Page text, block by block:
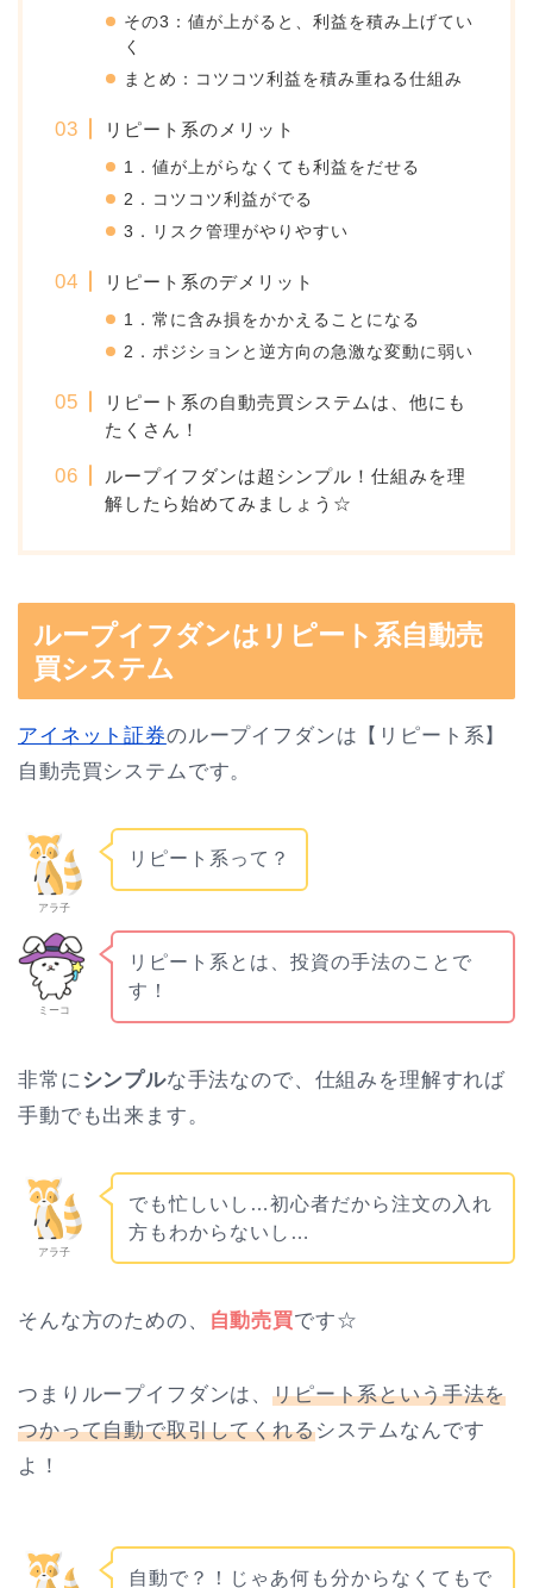
その3：値が上がると、利益を積み上げてい
く
まとめ：コツコツ利益を積み重ねる仕組み
リピート系のメリット
1．値が上がらなくても利益をだせる
2．コツコツ利益がでる
3．リスク管理がやりやすい
リピート系のデメリット
1．常に含み損をかかえることになる
2．ポジションと逆方向の急激な変動に弱い
リピート系の自動売買システムは、他にも
たくさん！
ループイフダンは超シンプル！仕組みを理
解したら始めてみましょう☆
ループイフダンはリピート系自動売
買システム
アイネット証券のループイフダンは【リピート系】
自動売買システムです。
アラ子
リピート系って？
ミーコ
リピート系とは、投資の手法のことで
す！
非常に シンプルな手法なので、仕組みを理解すれば
手動でも出来ます。
アラ子
でも忙しいし…初心者だから注文の入れ
方もわからないし…
そんな方のための、 自動売買です☆
つまりループイフダンは、リピート系という手法を
つかって自動で取引してくれるシステムなんです
よ！
自動で？！じゃあ何も分からなくてもで